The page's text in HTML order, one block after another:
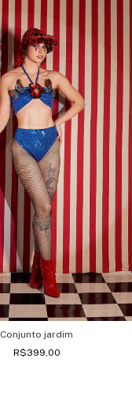
Conjunto jardim
R$399,00